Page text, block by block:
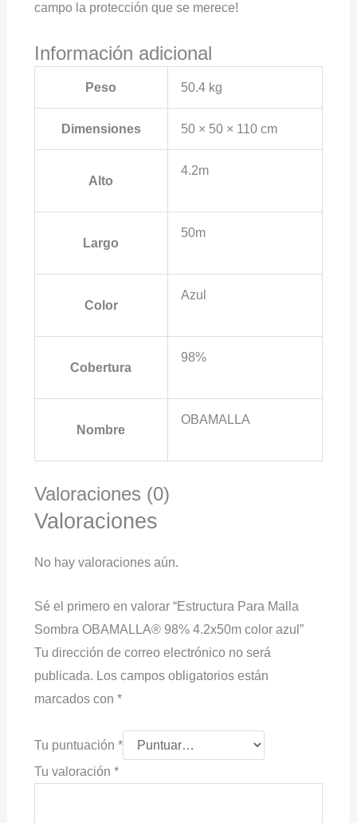
campo la protección que se merece!
Información adicional
Peso 50.4 kg
Dimensiones 50 × 50 × 110 cm
Alto
4.2m
Largo
50m
Color
Azul
Cobertura
98%
Nombre
OBAMALLA
Valoraciones (0)
Valoraciones
No hay valoraciones aún.
Sé el primero en valorar “Estructura Para Malla
Sombra OBAMALLA® 98% 4.2x50m color azul”
Tu dirección de correo electrónico no será
publicada. Los campos obligatorios están
marcados con *
Tu puntuación *
Tu valoración *